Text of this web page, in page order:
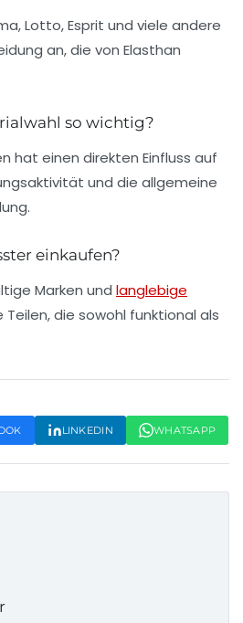
Lotto, Esprit und viele andere
an, die von Elasthan
so wichtig?
hat einen direkten Einfluss auf
und die allgemeine
einkaufen?
Marken und langlebige
Teilen, die sowohl funktional als
LINKEDIN WHATSAPP